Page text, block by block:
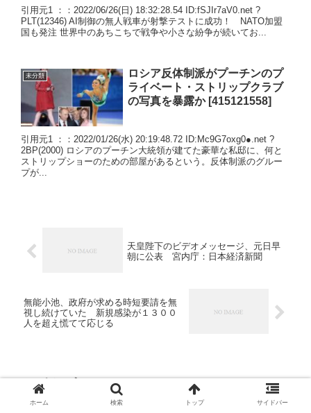
引用元1 ：：2022/06/26(日) 18:32:28.54 ID:fSJIr7aV0.net ?
PLT(12346) AI制御の無人戦車が射撃テストに成功！ NATO加盟
国も発注 世界中のあちこちで戦争や小さな紛争が続いてお...
未分類
ロシア反体制派がプーチンのプ
ライベート・ストリップクラブ
の写真を暴露か [415121558]
引用元1 ：：2022/01/26(水) 20:19:48.72 ID:Mc9G7oxg0●.net ?
2BP(2000) ロシアのプーチン大統領が建てた豪華な私邸に、何と
ストリップショーのための部屋があるという。反体制派のグルー
プが...
天皇陛下のビデオメッセージ、元日早
朝に公表 宮内庁：日本経済新聞
無能小池、政府が求める時短要請を無
視し続けていた 新規感染が１３００
人を超え慌てて応じる
コメント
ホーム 検索 トップ サイドバー